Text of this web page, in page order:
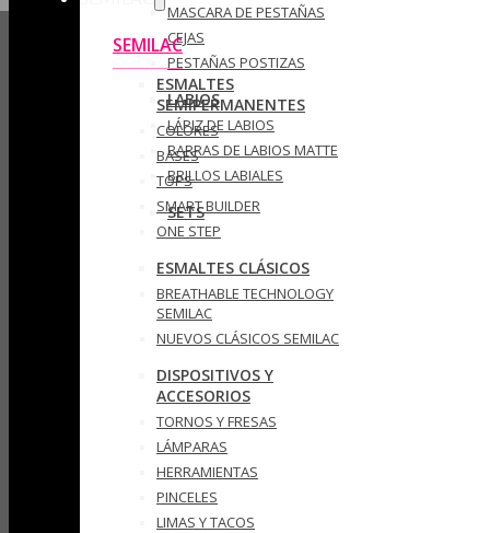
MASCARA DE PESTAÑAS
CEJAS
PESTAÑAS POSTIZAS
LABIOS
LÁPIZ DE LABIOS
BARRAS DE LABIOS MATTE
BRILLOS LABIALES
SETS
SEMILAC
ESMALTES
SEMIPERMANENTES
COLORES
BASES
TOPS
SMART BUILDER
ONE STEP
ESMALTES CLÁSICOS
BREATHABLE TECHNOLOGY
SEMILAC
NUEVOS CLÁSICOS SEMILAC
DISPOSITIVOS Y
ACCESORIOS
TORNOS Y FRESAS
LÁMPARAS
HERRAMIENTAS
PINCELES
LIMAS Y TACOS